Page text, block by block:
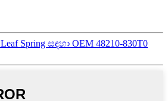
Spring සඳහා OEM 48210-830T0